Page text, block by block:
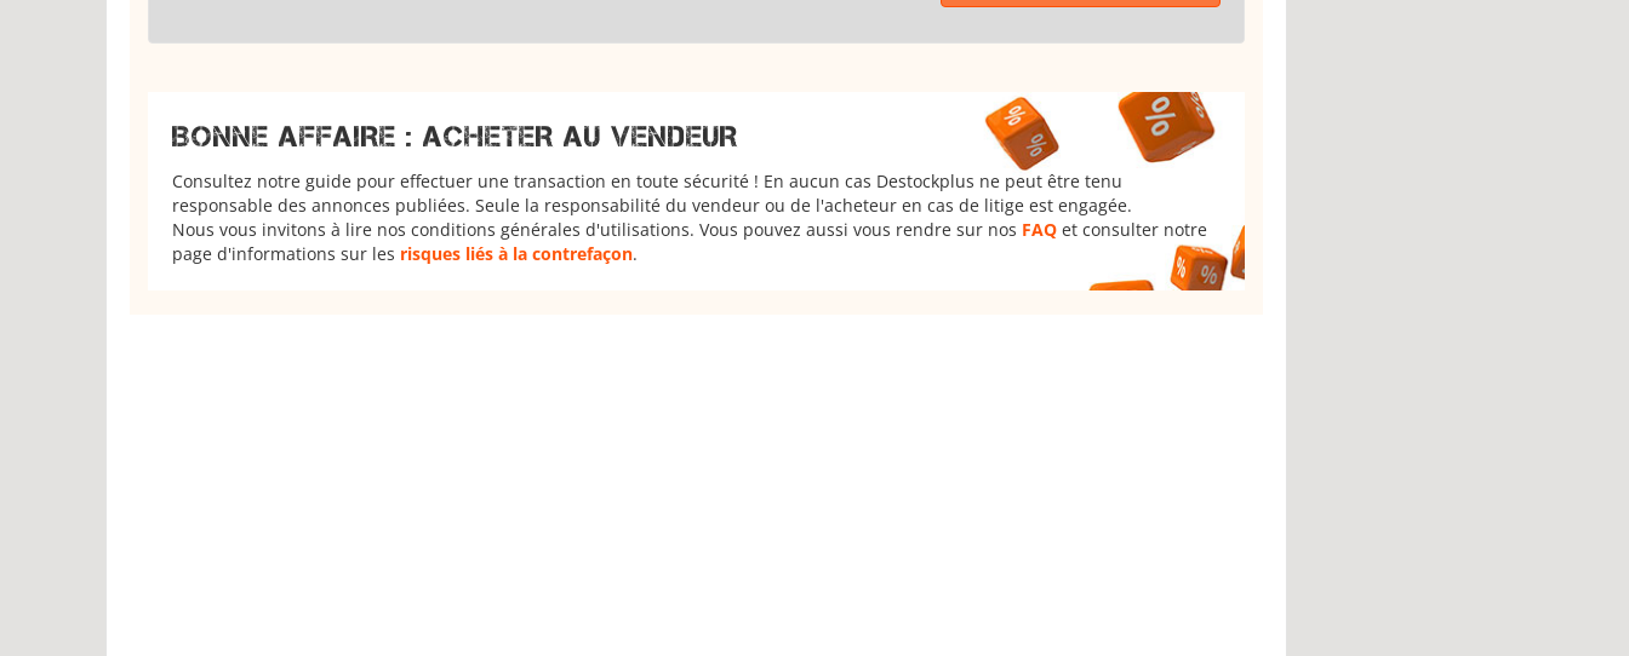
BONNE AFFAIRE : ACHETER AU VENDEUR
Consultez notre guide pour effectuer une transaction en toute sécurité ! En aucun cas Destockplus ne peut être tenu
responsable des annonces publiées. Seule la responsabilité du vendeur ou de l'acheteur en cas de litige est engagée.
Nous vous invitons à lire nos conditions générales d'utilisations. Vous pouvez aussi vous rendre sur nos FAQ et consulter notre
page d'informations sur les risques liés à la contrefaçon.